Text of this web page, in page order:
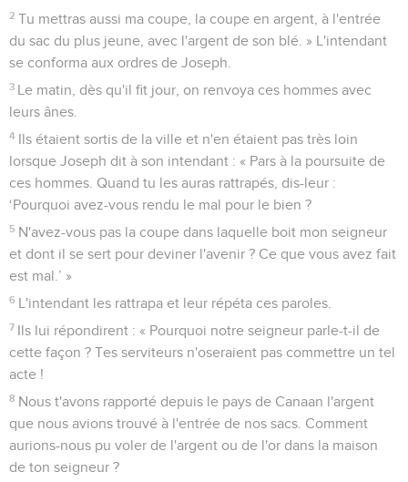
2 Tu mettras aussi ma coupe, la coupe en argent, à l'entrée
du sac du plus jeune, avec l'argent de son blé. » L'intendant
se conforma aux ordres de Joseph.
3 Le matin, dès qu'il fit jour, on renvoya ces hommes avec
leurs ânes.
4 Ils étaient sortis de la ville et n'en étaient pas très loin
lorsque Joseph dit à son intendant : « Pars à la poursuite de
ces hommes. Quand tu les auras rattrapés, dis-leur :
‘Pourquoi avez-vous rendu le mal pour le bien ?
5 N'avez-vous pas la coupe dans laquelle boit mon seigneur
et dont il se sert pour deviner l'avenir ? Ce que vous avez fait
est mal.’ »
6 L'intendant les rattrapa et leur répéta ces paroles.
7 Ils lui répondirent : « Pourquoi notre seigneur parle-t-il de
cette façon ? Tes serviteurs n'oseraient pas commettre un tel
acte !
8 Nous t'avons rapporté depuis le pays de Canaan l'argent
que nous avions trouvé à l'entrée de nos sacs. Comment
aurions-nous pu voler de l'argent ou de l'or dans la maison
de ton seigneur ?